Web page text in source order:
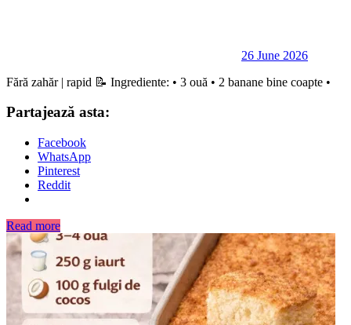
26 June 2026
Fără zahăr | rapid 📝 Ingrediente: • 3 ouă • 2 banane bine coapte •
Partajează asta:
Facebook
WhatsApp
Pinterest
Reddit
Read more